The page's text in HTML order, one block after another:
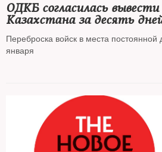
ОДКБ согласилась
Казахстана за десять
Переброска войск в места постоянной
января